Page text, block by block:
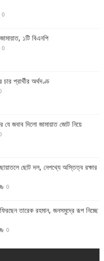
0
১টি বিএনপি
0
প্রার্থীর অর্থদণ্ড
যে জবাব দিলো জামায়াত জোট নিয়ে
ছায়াতলে ছোট দল, নেপথ্যে অস্তিত্ব রক্ষার
0
তারেক রহমান, জনসমুদ্রে রূপ নিচ্ছে
0